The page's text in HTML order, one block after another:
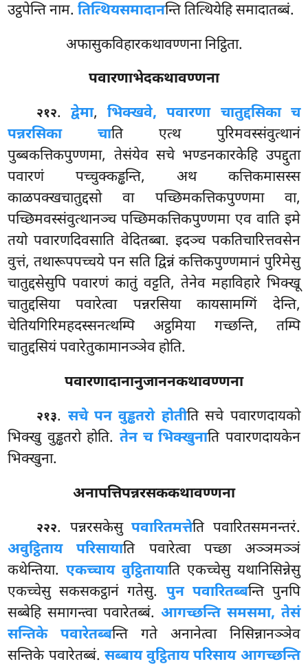
उट्ठपेन्ति नाम.तित्थियसमादानन्ति तित्थियेहि समादातब्बं.
अफासुकविहारकथावण्णना निट्ठिता.
पवारणाभेदकथावण्णना
२१२.द्वेमा,भिक्खवे, पवारणा चातुद्दसिका च
पन्नरसिका चाति एत्थ पुरिमवस्संवुत्थानं
पुब्बकत्तिकपुण्णमा, तेसंयेव सचे भण्डनकारकेहि उपद्दुता
पवारणं पच्चुक्कड्ढन्ति, अथ कत्तिकमासस्स
काळपक्खचातुद्दसो वा पच्छिमकत्तिकपुण्णमा वा,
पच्छिमवस्संवुत्थानञ्च पच्छिमकत्तिकपुण्णमा एव वाति इमे
तयो पवारणदिवसाति वेदितब्बा. इदञ्च पकतिचारित्तवसेन
वुत्तं, तथारूपपच्चये पन सति द्विन्नं कत्तिकपुण्णमानं पुरिमेसु
चातुद्दसेसुपि पवारणं कातुं वट्टति, तेनेव महाविहारे भिक्खू
चातुद्दसिया पवारेत्वा पन्नरसिया कायसामग्गिं देन्ति,
चेतियगिरिमहदस्सनत्थम्पि अट्ठमिया गच्छन्ति, तम्पि
चातुद्दसियं पवारेतुकामानञ्ञेव होति.
पवारणादानानुजाननकथावण्णना
२१३. सचे पन वुड्ढतरो होतीति सचे पवारणदायको
भिक्खु वुड्ढतरो होति. तेन च भिक्खुनाति पवारणदायकेन
भिक्खुना.
अनापत्तिपन्नरसककथावण्णना
२२२. पन्नरसकेसुपवारितमत्तेति पवारितसमनन्तरं.
अवुट्ठिताय परिसायाति पवारेत्वा पच्छा अञ्ञमञ्ञं
कथेन्तिया.एकच्चाय वुट्ठितायाति एकच्चेसु यथानिसिन्नेसु
एकच्चेसु सकसकट्ठानं गतेसु. पुन पवारितब्बन्ति पुनपि
सब्बेहि समागन्त्वा पवारेतब्बं. आगच्छन्ति समसमा, तेसं
सन्तिके पवारेतब्बन्ति गते अनानेत्वा निसिन्नानञ्ञेव
सन्तिके पवारेतब्बं. सब्बाय वुट्ठिताय परिसाय आगच्छन्ति